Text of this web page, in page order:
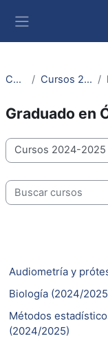
Cursos Cursos 2024-2025
Graduado en
Categorías
Buscar cursos
Audiometría y
Biología (2024/
Métodos
(2024/2025)